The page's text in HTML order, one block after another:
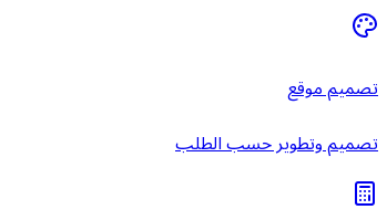
تصميم موقع
تصميم وتطوير حسب الطلب